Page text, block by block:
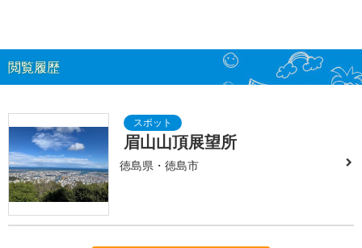
閲覧履歴
眉山山頂展望所
徳島県・徳島市